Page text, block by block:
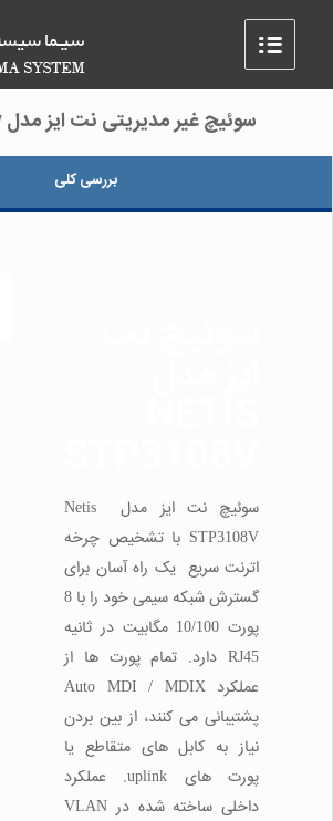
سوئیچ غیر مدیریتی نت ایز مدل ST3108v
بررسی کلی
سوئیچ نت ایز مدل Netis
STP3108V با تشخیص چرخه
اترنت سریع یک راه آسان برای
گسترش شبکه سیمی خود را با 8
پورت 10/100 مگابیت در ثانیه
RJ45 دارد. تمام پورت ها از
عملکرد Auto MDI / MDIX
پشتیبانی می کنند، از بین بردن
نیاز به کابل های متقاطع یا
پورت های uplink. عملکرد
داخلی ساخته شده در VLAN